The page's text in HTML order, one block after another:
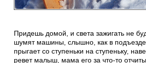
Придешь домой, и света зажигать не
шумят машины, слышно, как в
прыгает со ступеньки на ступеньку,
ревет малыш, мама его за что-то